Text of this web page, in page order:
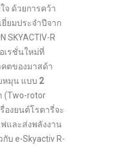
จ ด้วยการคว้า
ยมประจำปีจาก
SKYACTIV-R
เรชั่นใหม่ที่
ตของมาสด้า
หมุน แบบ 2
(Two-rotor
องยนต์โรตารี่จะ
และส่งพลังงาน
บ e-Skyactiv R-